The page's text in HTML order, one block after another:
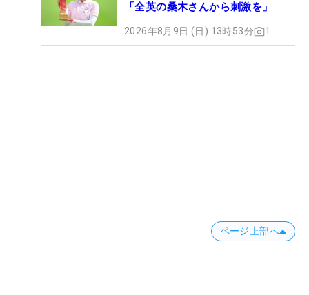
「全英の桑木さんから刺激を」
2026年8月9日 (日) 13時53分 1
ページ上部へ